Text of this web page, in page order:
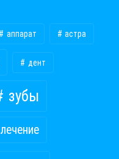
аппарат астра
дент
зубы
лечение